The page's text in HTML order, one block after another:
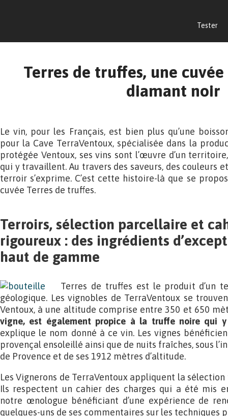
Tester
Terres de truffes, une
diamant noir
Le vin, pour les Français, est bien plus qu’une
pour la Cave TerraVentoux, spécialisée dans la
protégée Ventoux, ses vins sont l’œuvre d’un
qui y travaillent. Au travers des saveurs, des couleurs
terroir s’exprime. C’est cette histoire-là que se
cuvée Terres de truffes.
Terroirs, sélection parcellaire et
rigoureux : des ingrédients
haut de gamme
Terres de truffes est le produit d’un
géologique. Les vignobles de TerraVentoux se
Ventoux, à une altitude comprise entre 350 et 650
vigne, est également propice à la truffe noire qui y
explique le nom donné à ce vin. Les vignes
provençal ensoleillé ainsi que de nuits fraîches, sous
de Provence et de ses 1912 mètres d’altitude.
Les Vignerons de TerraVentoux appliquent la
Ils respectent un cahier des charges qui a été mis
notre œnologue bénéficiant d’une expérience de
quelques-uns de ses commentaires sur les techniques